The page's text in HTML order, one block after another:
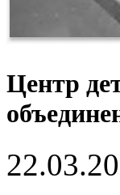
Центр